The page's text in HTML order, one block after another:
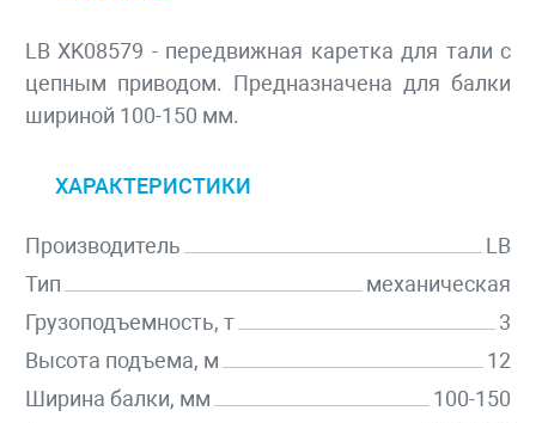
LB XK08579 - передвижная каретка для тали с
цепным приводом. Предназначена для балки
шириной 100-150 мм.
ХАРАКТЕРИСТИКИ
Производитель
LB
Тип
механическая
Грузоподъемность, т
3
Высота подъема, м
12
Ширина балки, мм
100-150